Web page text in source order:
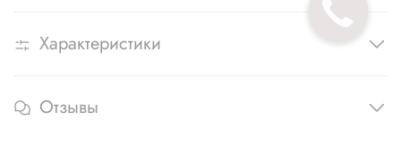
Характеристики
Отзывы